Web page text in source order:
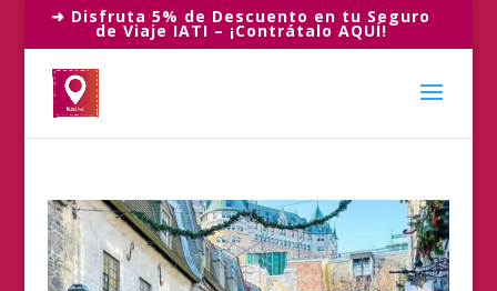
➜ Disfruta 5% de Descuento en tu Seguro
de Viaje IATI – ¡Contrátalo AQUÍ!